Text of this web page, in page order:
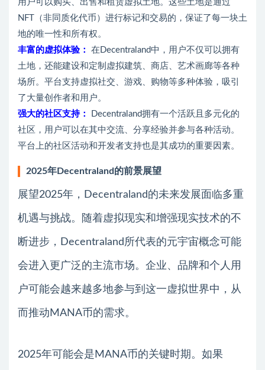
用户可以购买、出售和租赁虚拟土地。这些土地是通过
NFT（非同质化代币）进行标记和交易的，保证了每一块土
地的唯一性和所有权。
丰富的虚拟体验：
在Decentraland中，用户不仅可以拥有
土地，还能建设和定制虚拟建筑、商店、艺术画廊等各种
场所。平台支持虚拟社交、游戏、购物等多种体验，吸引
了大量创作者和用户。
强大的社区支持：
Decentraland拥有一个活跃且多元化的
社区，用户可以在其中交流、分享经验并参与各种活动。
平台上的社区活动和开发者支持也是其成功的重要因素。
2025年Decentraland的前景展望
展望2025年，Decentraland的未来发展面临多重
机遇与挑战。随着虚拟现实和增强现实技术的不
断进步，Decentraland所代表的元宇宙概念可能
会进入更广泛的主流市场。企业、品牌和个人用
户可能会越来越多地参与到这一虚拟世界中，从
而推动MANA币的需求。
2025年可能会是MANA币的关键时期。如果